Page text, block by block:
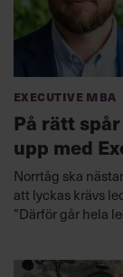
Executive MBA
På rätt
upp med
Norrtåg ska
att lyckas krävs
”Därför går hela